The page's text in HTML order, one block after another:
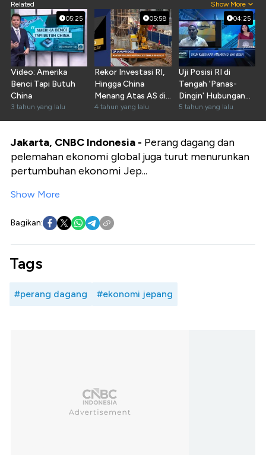
Related Show More
05:25
Video: Amerika
Benci Tapi Butuh
China
3 tahun yang lalu
05:58
Rekor Investasi RI,
Hingga China
Menang Atas AS di
WTO
4 tahun yang lalu
04:25
Uji Posisi RI di
Tengah 'Panas-
Dingin' Hubungan
AS-China
5 tahun yang lalu
Jakarta, CNBC Indonesia - Perang dagang dan
pelemahan ekonomi global juga turut menurunkan
pertumbuhan ekonomi Jep...
Show More
Bagikan:
Tags
#perang dagang #ekonomi jepang